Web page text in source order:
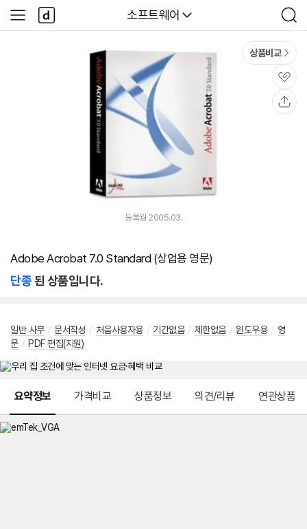
다나와
소프트웨어
검
색
사
이
다
나
와
상품비교
관
심
등록월 2005.03.
Adobe Acrobat 7.0 Standard (상업용 영문)
단종된 상품입니다.
일반 사무 / 문서작성 / 처음사용자용 / 기간없음 / 제한없음 / 윈도우용 / 영
문 / PDF 편집(지원)
요약정보 가격비교 상품정보 의견/리뷰 연관상품